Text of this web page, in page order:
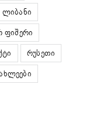
ლიბანი
ფიშერი
რუსეთი